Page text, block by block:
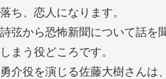
落ち、恋人になります。
詩弦から恐怖新聞について話を
しまう役どころです。
勇介役を演じる佐藤大樹さんは